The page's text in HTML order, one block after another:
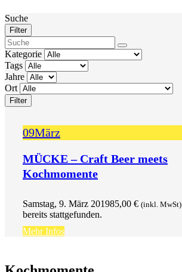
Suche
Filter
Kategorie
Tags
Jahre
Ort
Filter
09März
MÜCKE – Craft Beer meets
Kochmomente
Samstag, 9. März 201985,00 € (inkl. MwSt)
bereits stattgefunden.
Mehr Infos